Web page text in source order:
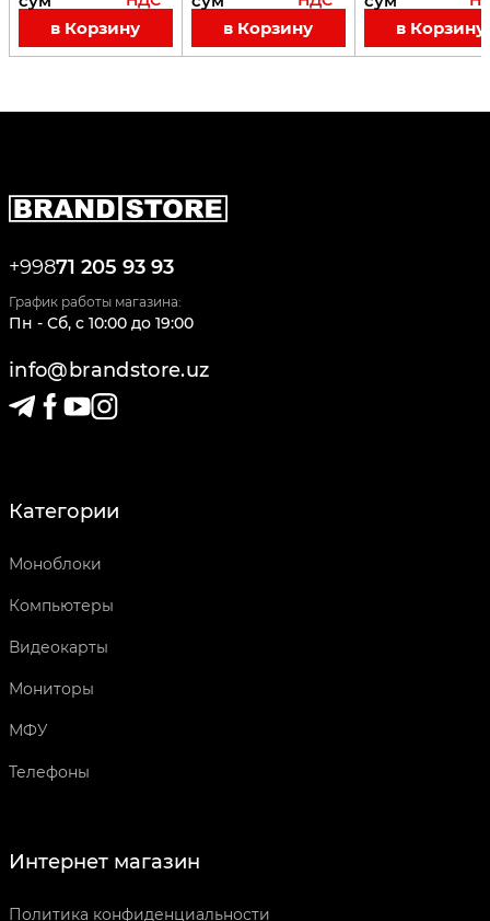
в Корзину в Корзину в Корзину
+99871 205 93 93
График работы магазина:
Пн - Сб, c 10:00 до 19:00
info@brandstore.uz
Категории
Моноблоки
Компьютеры
Видеокарты
Мониторы
МФУ
Телефоны
Интернет магазин
Политика конфиденциальности